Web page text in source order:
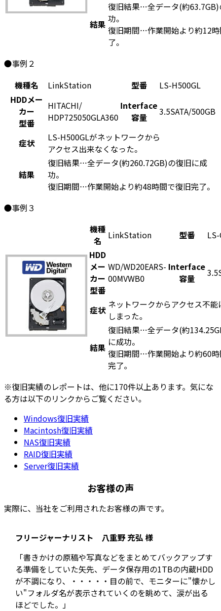
結果
復旧結果…全データ(約63.7GB)
功。
復旧期間…作業開始より約12
了。
●事例２
機種名
LinkStation 型番
LS-H500GL
HDDメー
カー
型番
HITACHI/
HDP725050GLA360
Interface
容量
3.5SATA/500GB
症状
LS-H500GLがネットワークから
アクセス出来なくなった。
結果
復旧結果…全データ(約260.72GB)の復旧に成
功。
復旧期間…作業開始より約48時間で復旧完了。
●事例３
機種
名
LinkStation 型番
HDD
メー
カー
型番
WD/WD20EARS-
00MVWB0
Interface
容量
症状 ネットワークからアクセス不能
しまった。
結果
復旧結果…全データ(約
に成功。
復旧期間…作業開始より約60
完了。
※復旧実績のレポートは、他に170件以上あります。気にな
る方は以下のリンクからご覧ください。
Windows復旧実績
Macintosh復旧実績
NAS復旧実績
RAID復旧実績
Server復旧実績
お客様の声
実際に、当社をご利用されたお客様の声です。
フリージャーナリスト 八重野 充弘 様
「書きかけの原稿や写真などをまとめてバックアップす
る準備をしていた矢先、データ保存用の1TBの内蔵HDD
が不調になり、・・・・・目の前で、モニターに"懐かし
い"フォルダ名が表示されていくのを眺めて、涙が出る
ほどでした。」